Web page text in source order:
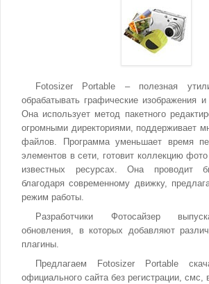
Fotosizer Portable – полезная
обрабатывать графические изображения
Она использует метод пакетного
огромными директориями, поддерживает
файлов. Программа уменьшает время
элементов в сети, готовит коллекцию
известных ресурсах. Она проводит
благодаря современному движку,
режим работы.
Разработчики Фотосайзер
обновления, в которых добавляют
плагины.
Предлагаем Fotosizer Portable
официального сайта без регистрации, смс,